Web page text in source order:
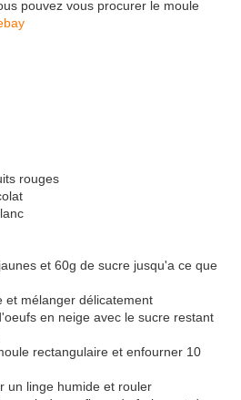
pouvez vous procurer le moule
rouges
et 60g de sucre jusqu'a ce que
et mélanger délicatement
en neige avec le sucre restant
rectangulaire et enfourner 10
un linge humide et rouler